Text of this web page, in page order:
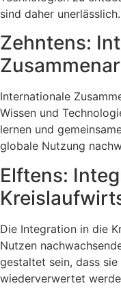
sind daher unerlässlich.
Zehntens:
Internationale
Wissen und
lernen und
globale Nutzung
Elftens:
Die Integration in die
Nutzen
gestaltet sein, dass
wiederverwertet